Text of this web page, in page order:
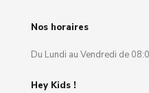
Nos horaires
Du Lundi au Vendredi de
Hey Kids !